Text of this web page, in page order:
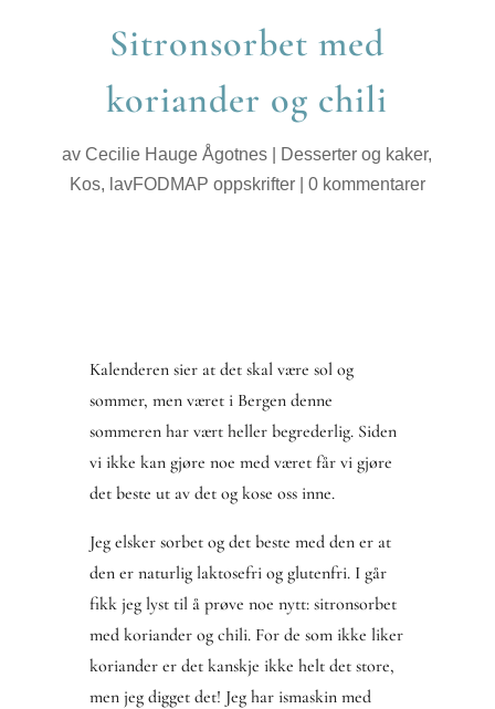
Sitronsorbet med
koriander og chili
avCecilie Hauge Ågotnes Desserter og kaker,
Kos, lavFODMAP oppskrifter| 0 kommentarer
Kalenderen sier at det skal være sol og
sommer, men været i Bergen denne
sommeren har vært heller begrederlig. Siden
vi ikke kan gjøre noe med været får vi gjøre
det beste ut av det og kose oss inne.
Jeg elsker sorbet og det beste med den er at
den er naturlig laktosefri og glutenfri. I går
fikk jeg lyst til å prøve noe nytt: sitronsorbet
med koriander og chili. For de som ikke liker
koriander er det kanskje ikke helt det store,
men jeg digget det! Jeg har ismaskin med